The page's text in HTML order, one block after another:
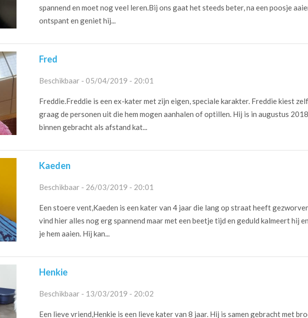
spannend en moet nog veel leren.Bij ons gaat het steeds beter, na een poosje
ontspant en geniet hij...
Fred
Beschikbaar - 05/04/2019 - 20:01
Freddie.Freddie is een ex-kater met zijn eigen, speciale karakter. Freddie kiest zelf
graag de personen uit die hem mogen aanhalen of optillen. Hij is in augustus 2018
binnen gebracht als afstand kat...
Kaeden
Beschikbaar - 26/03/2019 - 20:01
Een stoere vent,Kaeden is een kater van 4 jaar die lang op straat heeft
vind hier alles nog erg spannend maar met een beetje tijd en geduld kalmeert hij
je hem aaien. Hij kan...
Henkie
Beschikbaar - 13/03/2019 - 20:02
Een lieve vriend,Henkie is een lieve kater van 8 jaar. Hij is samen gebracht met